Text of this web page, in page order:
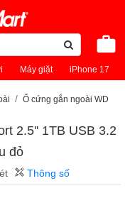
Máy giặt iPhone 17
Ổ cứng gắn ngoài WD
2.5'' 1TB USB 3.2
đỏ
Thông số